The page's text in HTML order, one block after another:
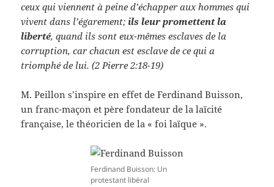
ceux qui viennent à peine d’échapper aux hommes qui
vivent dans l’égarement; ils leur promettent la
liberté, quand ils sont eux-mêmes esclaves de la
corruption, car chacun est esclave de ce qui a
triomphé de lui. (2 Pierre 2:18-19)
M. Peillon s’inspire en effet de Ferdinand Buisson,
un franc-maçon et père fondateur de la laïcité
française, le théoricien de la « foi laïque ».
Ferdinand Buisson: Un
protestant libéral